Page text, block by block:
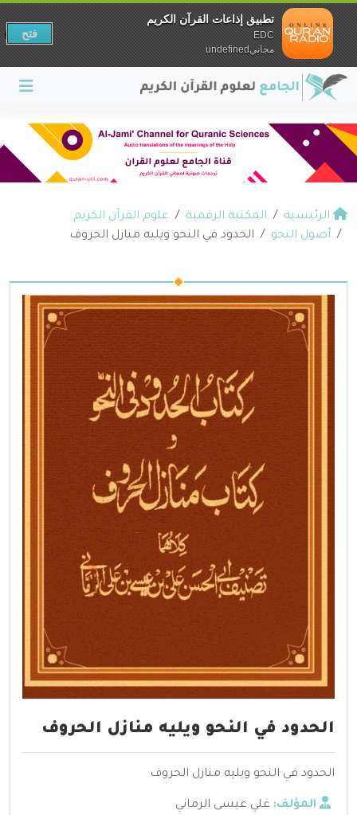
الرئيسية المكتبة الرقمية
علوم القرآن الكريم
أصول النحو
الحدود في النحو ويليه منازل الحروف
الحدود في النحو ويليه منازل الحروف
الحدود في النحو ويليه منازل الحروف
المؤلف: علي عيسى الرماني
تطبيق إذاعات القرآن الكريم
EDC
مجانيundefined
فتح